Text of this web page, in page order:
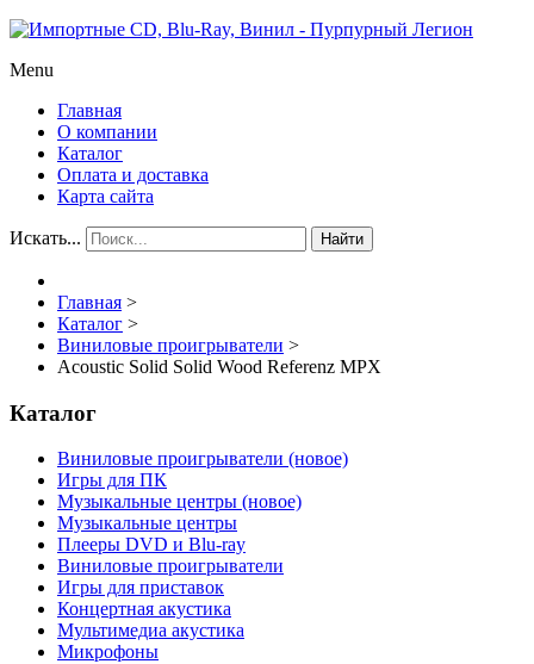
Menu
Главная
О компании
Каталог
Оплата и доставка
Карта сайта
Искать... Найти
Главная >
Каталог >
Виниловые проигрыватели >
Acoustic Solid Solid Wood Referenz MPX
Каталог
Виниловые проигрыватели (новое)
Игры для ПК
Музыкальные центры (новое)
Музыкальные центры
Плееры DVD и Blu-ray
Виниловые проигрыватели
Игры для приставок
Концертная акустика
Мультимедиа акустика
Микрофоны